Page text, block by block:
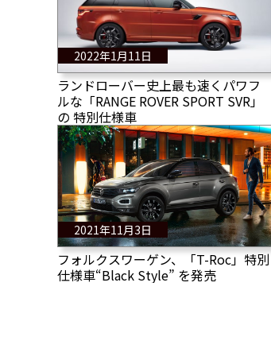
2022年1月11日
ランドローバー史上最も速くパワフ
ルな「RANGE ROVER SPORT SVR」
の 特別仕様車
2021年11月3日
フォルクスワーゲン、「T-Roc」特別
仕様車“Black Style” を発売